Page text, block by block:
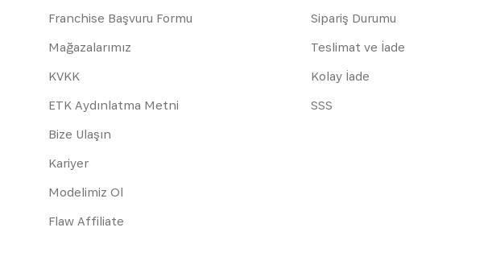
Franchise Başvuru Formu
Mağazalarımız
KVKK
ETK Aydınlatma Metni
Bize Ulaşın
Kariyer
Modelimiz Ol
Flaw Affiliate
Sipariş Durumu
Teslimat ve İade
Kolay İade
SSS